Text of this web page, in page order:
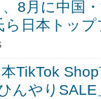
8月に中国
ら日本トッ
TikTok
んやりSALE